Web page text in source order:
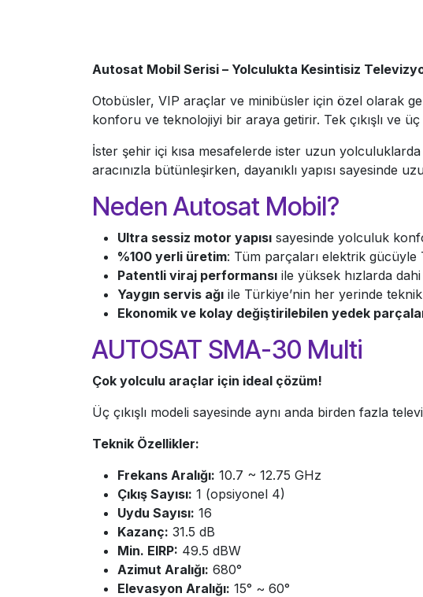
Autosat Mobil Serisi – Yolculukta Kesintisiz
Otobüsler, VIP araçlar ve minibüsler için özel olarak
konforu ve teknolojiyi bir araya getirir. Tek çıkışlı ve
İster şehir içi kısa mesafelerde ister uzun
aracınızla bütünleşirken, dayanıklı yapısı sayesinde
Neden Autosat Mobil?
Ultra sessiz motor yapısı sayesinde yolculuk
%100 yerli üretim: Tüm parçaları elektrik gücüyle
Patentli viraj performansı ile yüksek hızlarda dahi
Yaygın servis ağı ile Türkiye’nin her yerinde
Ekonomik ve kolay değiştirilebilen yedek
AUTOSAT SMA-30 Multi
Çok yolculu araçlar için ideal çözüm!
Üç çıkışlı modeli sayesinde aynı anda birden fazla
Teknik Özellikler:
Frekans Aralığı: 10.7 ~ 12.75 GHz
Çıkış Sayısı: 1 (opsiyonel 4)
Uydu Sayısı: 16
Kazanç: 31.5 dB
Min. EIRP: 49.5 dBW
Azimut Aralığı: 680°
Elevasyon Aralığı: 15° ~ 60°